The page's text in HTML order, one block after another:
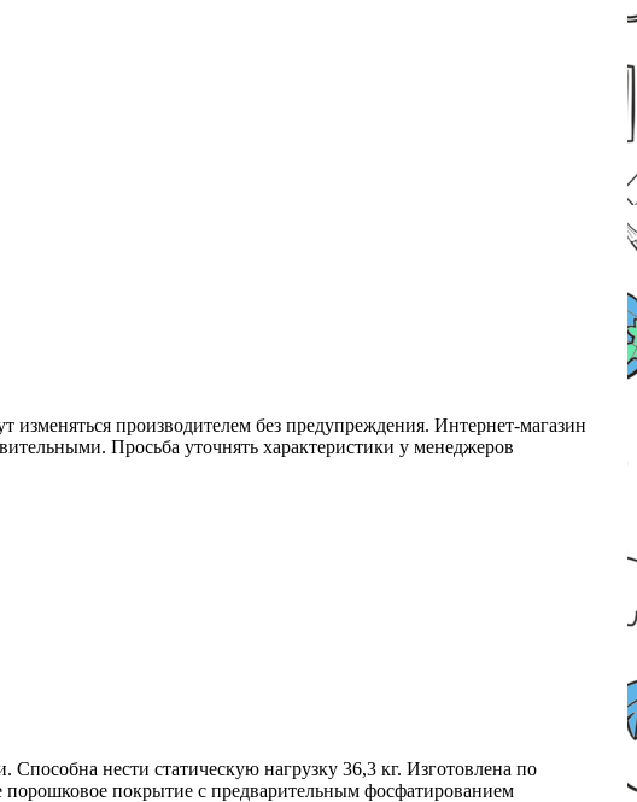
производителем без предупреждения. Интернет-магазин
Просьба уточнять характеристики у менеджеров
нести статическую нагрузку 36,3 кг. Изготовлена по
порошковое покрытие с предварительным фосфатированием